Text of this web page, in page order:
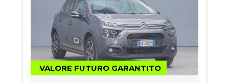
VALORE FUTURO GARANTITO